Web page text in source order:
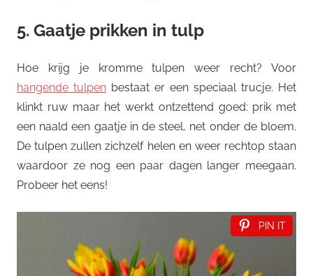
5. Gaatje prikken in tulp
Hoe krijg je kromme tulpen weer recht? Voor
hangende tulpen bestaat er een speciaal trucje. Het
klinkt ruw maar het werkt ontzettend goed: prik met
een naald een gaatje in de steel, net onder de bloem.
De tulpen zullen zichzelf helen en weer rechtop staan
waardoor ze nog een paar dagen langer meegaan.
Probeer het eens!
PIN IT